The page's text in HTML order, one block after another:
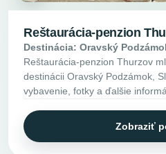
Reštaurácia-penzion
Destinácia: Oravský
Reštaurácia-penzion Thurzov
destinácii Oravský Podzámok,
vybavenie, fotky a ďalšie
Zobraziť